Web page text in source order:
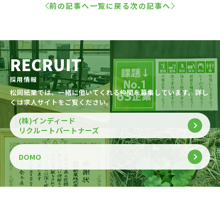
前の記事へ一覧に戻る次の記事へ
RECRUIT
採用情報
松岡紙業では、一緒に働いてくれる仲間を募集しています。詳し
くは求人サイトをご覧ください。
(株)インディード
リクルートパートナーズ
DOMO